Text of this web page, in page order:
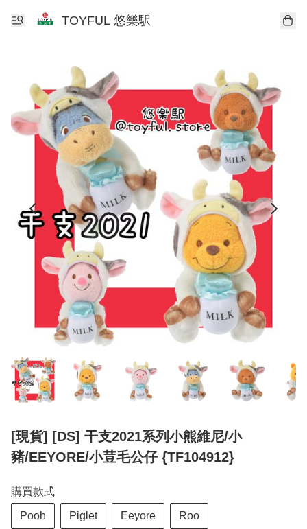
TOYFUL 悠樂駅
[現貨] [DS] 干支2021系列小熊維尼/小
豬/EEYORE/小荳毛公仔 {TF104912}
購買款式
Pooh Piglet Eeyore Roo